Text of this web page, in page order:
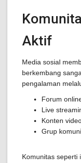
Aktif
Media sosial
berkembang
pengalaman
Forum
Live
Konten
Grup
Komunitas seperti